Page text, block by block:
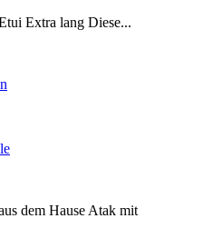
Extra lang Diese...
dem Hause Atak mit